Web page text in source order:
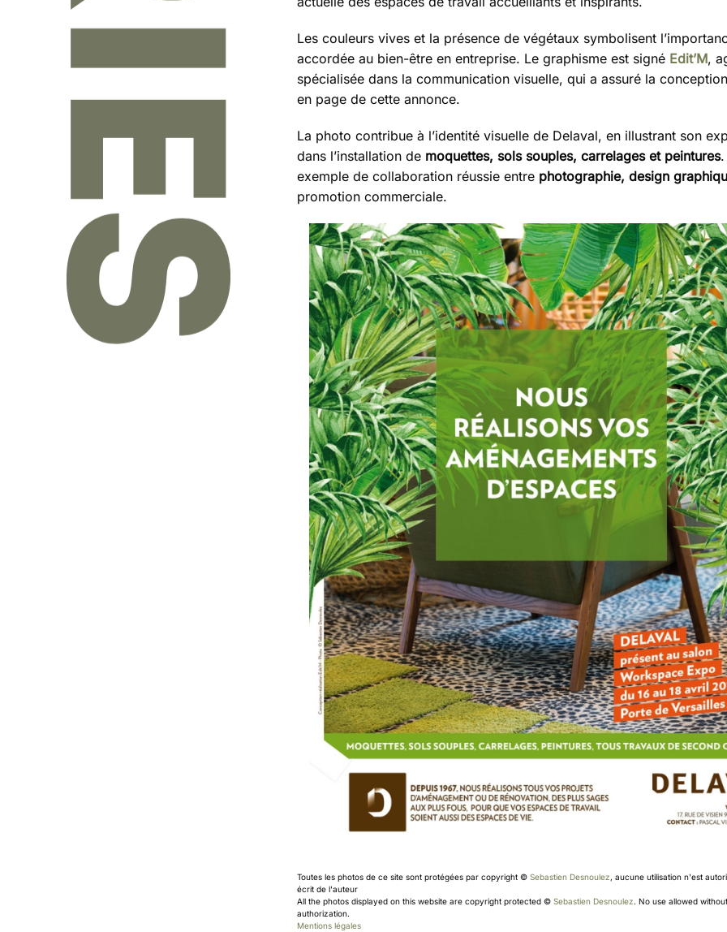
Les couleurs vives et la présence de végétaux symbolisent
accordée au bien-être en entreprise. Le graphisme est signé Edit’M,
spécialisée dans la communication visuelle, qui a assuré la
en page de cette annonce.
La photo contribue à l’identité visuelle de Delaval, en illustrant son
dans l’installation de moquettes, sols souples, carrelages et peintures.
exemple de collaboration réussie entre photographie, design
promotion commerciale.
Toutes les photos de ce site sont protégées par copyright © Sebastien Desnoulez, aucune utilisation n'est
écrit de l'auteur
All the photos displayed on this website are copyright protected © Sebastien Desnoulez. No use allowed
authorization.
Mentions légales